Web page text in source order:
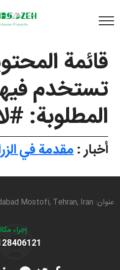
قائمة
تستخدم
المطلوبة:
أخبار :مقدمة في
عنوان: Valiasr St, Ahmadabad Mostofi, Tehran, Iran
إجراء